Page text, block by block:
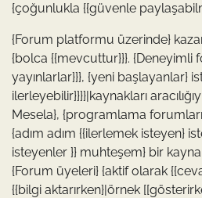
{çoğunlukla {{güvenle
{Forum platformu üzerinde}
{bolca {{mevcuttur}}}. {Deneyimli
yayınlarlar}}}, {yeni başlayanlar}
ilerleyebilir}}}}|kaynakları
Mesela}, {programlama
{adım adım {{ilerlemek isteyen}
isteyenler }} muhteşem} bir
{Forum üyeleri} {aktif olarak
{{bilgi aktarırken}|örnek